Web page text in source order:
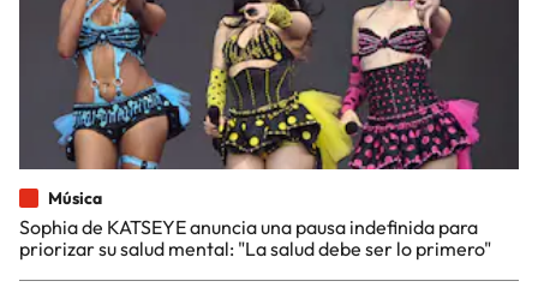
Música
Sophia de KATSEYE anuncia una pausa indefinida para
priorizar su salud mental: "La salud debe ser lo primero"